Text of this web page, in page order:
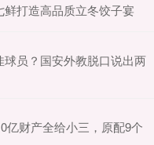
打造高品质立冬饺子宴
员？国安外教脱口说出两
亿财产全给小三，原配9个